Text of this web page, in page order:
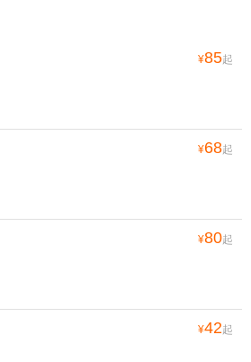
¥85起
¥68起
¥80起
¥42起